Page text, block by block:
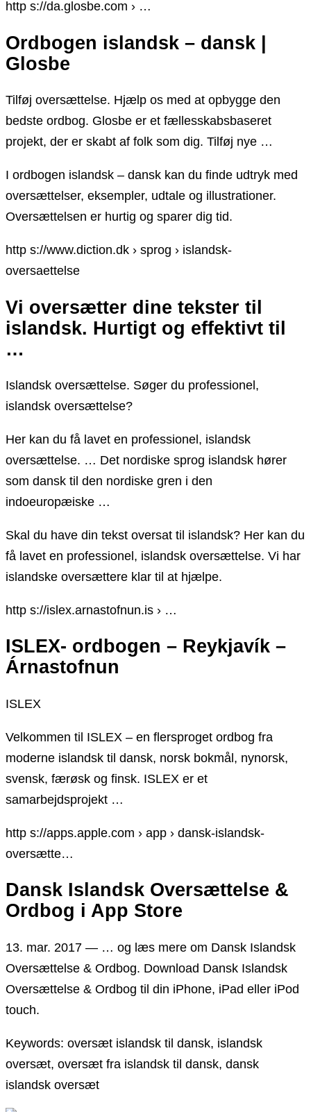
http s://da.glosbe.com › …
Ordbogen islandsk – dansk |
Glosbe
Tilføj oversættelse. Hjælp os med at opbygge den
bedste ordbog. Glosbe er et fællesskabsbaseret
projekt, der er skabt af folk som dig. Tilføj nye …
I ordbogen islandsk – dansk kan du finde udtryk med
oversættelser, eksempler, udtale og illustrationer.
Oversættelsen er hurtig og sparer dig tid.
http s://www.diction.dk › sprog › islandsk-
oversaettelse
Vi oversætter dine tekster til
islandsk. Hurtigt og effektivt til
…
Islandsk oversættelse. Søger du professionel,
islandsk oversættelse?
Her kan du få lavet en professionel, islandsk
oversættelse. … Det nordiske sprog islandsk hører
som dansk til den nordiske gren i den
indoeuropæiske …
Skal du have din tekst oversat til islandsk? Her kan du
få lavet en professionel, islandsk oversættelse. Vi har
islandske oversættere klar til at hjælpe.
http s://islex.arnastofnun.is › …
ISLEX- ordbogen – Reykjavík –
Árnastofnun
ISLEX
Velkommen til ISLEX – en flersproget ordbog fra
moderne islandsk til dansk, norsk bokmål, nynorsk,
svensk, færøsk og finsk. ISLEX er et
samarbejdsprojekt …
http s://apps.apple.com › app › dansk-islandsk-
oversætte…
Dansk Islandsk Oversættelse &
Ordbog i App Store
13. mar. 2017 — … og læs mere om Dansk Islandsk
Oversættelse & Ordbog. Download Dansk Islandsk
Oversættelse & Ordbog til din iPhone, iPad eller iPod
touch.
Keywords: oversæt islandsk til dansk, islandsk
oversæt, oversæt fra islandsk til dansk, dansk
islandsk oversæt